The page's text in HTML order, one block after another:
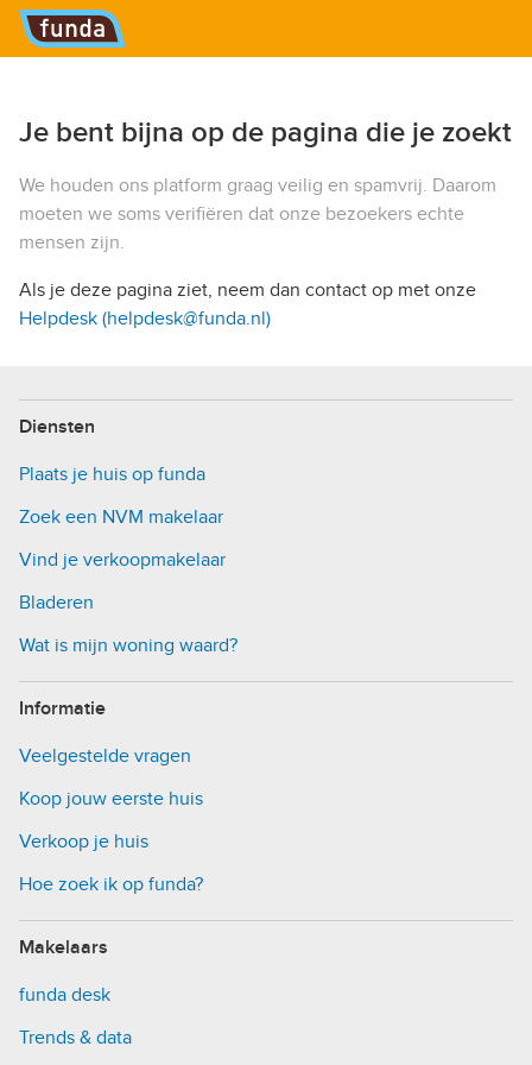
Hoofdmenu
Je bent bijna op de pagina die je zoekt
We houden ons platform graag veilig en spamvrij. Daarom
moeten we soms verifiëren dat onze bezoekers echte
mensen zijn.
Als je deze pagina ziet, neem dan contact op met onze
Helpdesk (helpdesk@funda.nl)
Diensten
Plaats je huis op funda
Zoek een NVM makelaar
Vind je verkoopmakelaar
Bladeren
Wat is mijn woning waard?
Informatie
Veelgestelde vragen
Koop jouw eerste huis
Verkoop je huis
Hoe zoek ik op funda?
Makelaars
funda desk
Trends & data